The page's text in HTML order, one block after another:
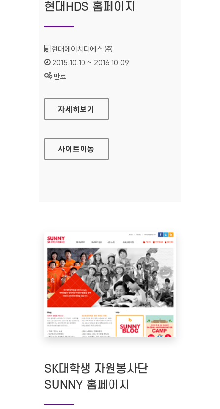
현대HDS 홈페이지
기관명 :
현대에이치디에스 ㈜
인증기간 :
2015.10.10 ~ 2016.10.09
상태 :
만료
현대HDS 홈페이지
자세히보기
사이트이동
SK대학생 자원봉사단
SUNNY 홈페이지